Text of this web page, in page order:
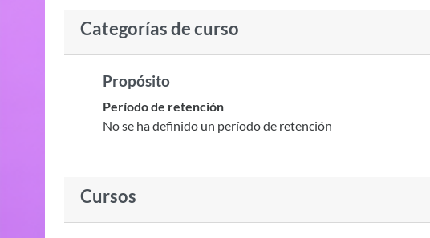
Categorías de curso
Propósito
Período de retención
No se ha definido un período de retención
Cursos